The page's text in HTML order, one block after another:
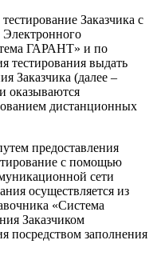
Заказчика с
ГАРАНТ» и по
тестирования выдать
Заказчика (далее –
оказываются
дистанционных
предоставления
с помощью
сети
осуществляется из
«Система
Заказчиком
посредством заполнения